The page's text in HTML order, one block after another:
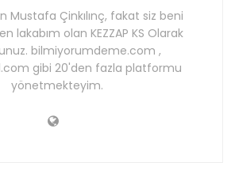
Mustafa Çinkılınç, fakat siz beni
lakabım olan KEZZAP KS Olarak
bilmiyorumdeme.com ,
gibi 20'den fazla platformu
yönetmekteyim.